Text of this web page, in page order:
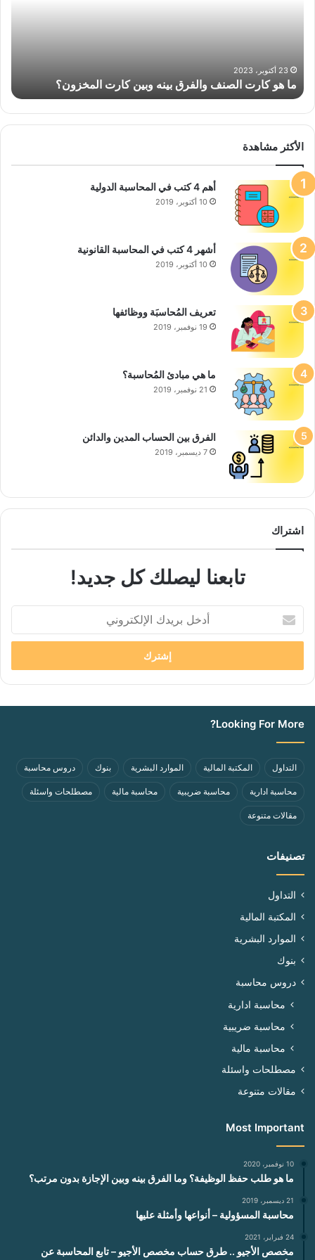
المخزون؟
23 أكتوبر، 2023
ما هو كارت الصنف والفرق بينه وبين كارت المخزون؟
الأكثر مشاهدة
أهم 4 كتب في المحاسبة الدولية
10 أكتوبر، 2019
أشهر 4 كتب في المحاسبة القانونية
10 أكتوبر، 2019
تعريف المُحاسبَة ووظائفها
19 نوفمبر، 2019
ما هي مبادئ المُحاسبة؟
21 نوفمبر، 2019
الفرق بين الحساب المدين والدائن
7 ديسمبر، 2019
اشتراك
تابعنا ليصلك كل جديد!
بريدك
الإلكتروني
Looking For More?
التداول المكتبة المالية الموارد البشرية بنوك دروس محاسبة
محاسبة ادارية محاسبة ضريبية محاسبة مالية مصطلحات واسئلة
مقالات متنوعة
تصنيفات
التداول
المكتبة المالية
الموارد البشرية
بنوك
دروس محاسبة
محاسبة ادارية
محاسبة ضريبية
محاسبة مالية
مصطلحات واسئلة
مقالات متنوعة
Most Important
10 نوفمبر، 2020
ما هو طلب حفظ الوظيفة؟ وما الفرق بينه وبين الإجازة بدون مرتب؟
21 ديسمبر، 2019
محاسبة المسؤولية – أنواعها وأمثلة عليها
24 فبراير، 2021
مخصص الأجيو .. طرق حساب مخصص الأجيو – تابع المحاسبة عن